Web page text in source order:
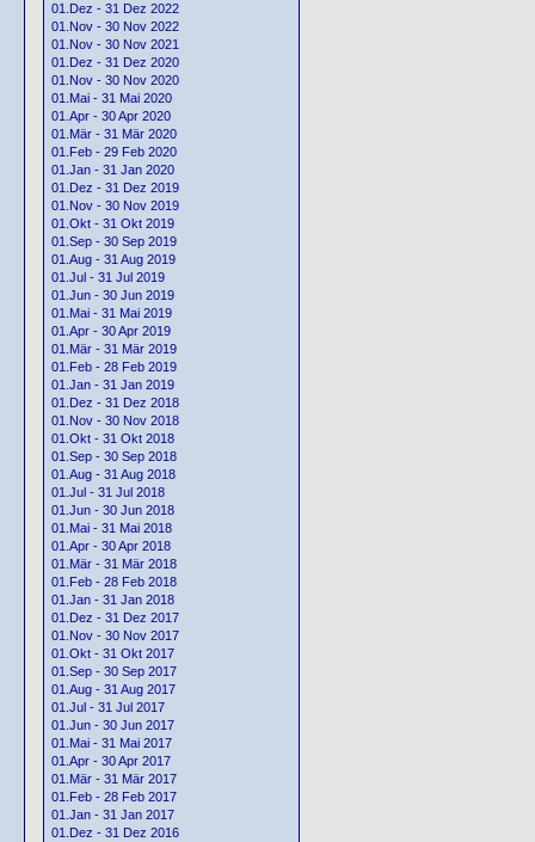
01.Dez - 31 Dez 2022
01.Nov - 30 Nov 2022
01.Nov - 30 Nov 2021
01.Dez - 31 Dez 2020
01.Nov - 30 Nov 2020
01.Mai - 31 Mai 2020
01.Apr - 30 Apr 2020
01.Mär - 31 Mär 2020
01.Feb - 29 Feb 2020
01.Jan - 31 Jan 2020
01.Dez - 31 Dez 2019
01.Nov - 30 Nov 2019
01.Okt - 31 Okt 2019
01.Sep - 30 Sep 2019
01.Aug - 31 Aug 2019
01.Jul - 31 Jul 2019
01.Jun - 30 Jun 2019
01.Mai - 31 Mai 2019
01.Apr - 30 Apr 2019
01.Mär - 31 Mär 2019
01.Feb - 28 Feb 2019
01.Jan - 31 Jan 2019
01.Dez - 31 Dez 2018
01.Nov - 30 Nov 2018
01.Okt - 31 Okt 2018
01.Sep - 30 Sep 2018
01.Aug - 31 Aug 2018
01.Jul - 31 Jul 2018
01.Jun - 30 Jun 2018
01.Mai - 31 Mai 2018
01.Apr - 30 Apr 2018
01.Mär - 31 Mär 2018
01.Feb - 28 Feb 2018
01.Jan - 31 Jan 2018
01.Dez - 31 Dez 2017
01.Nov - 30 Nov 2017
01.Okt - 31 Okt 2017
01.Sep - 30 Sep 2017
01.Aug - 31 Aug 2017
01.Jul - 31 Jul 2017
01.Jun - 30 Jun 2017
01.Mai - 31 Mai 2017
01.Apr - 30 Apr 2017
01.Mär - 31 Mär 2017
01.Feb - 28 Feb 2017
01.Jan - 31 Jan 2017
01.Dez - 31 Dez 2016